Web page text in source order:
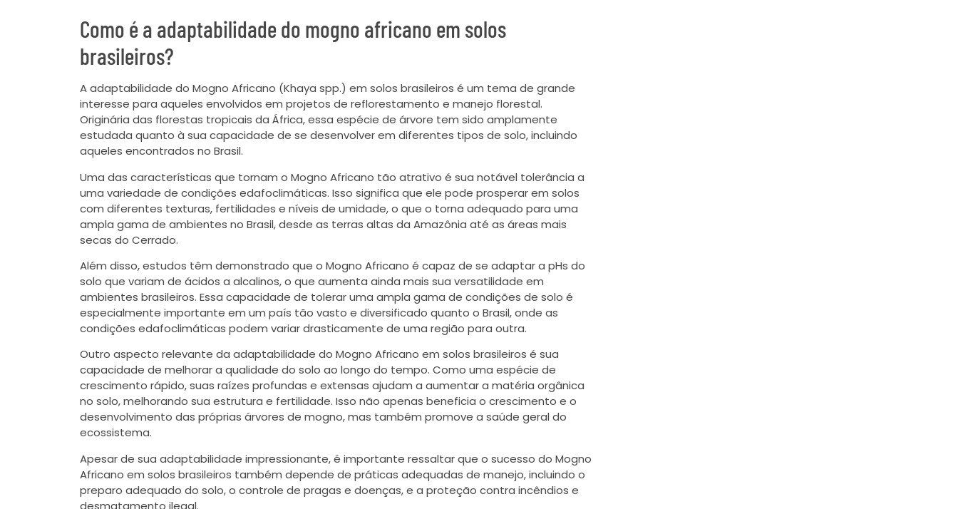
Como é a adaptabilidade do mogno africano em solos
brasileiros?
A adaptabilidade do Mogno Africano (Khaya spp.) em solos brasileiros é um tema de grande
interesse para aqueles envolvidos em projetos de reflorestamento e manejo florestal.
Originária das florestas tropicais da África, essa espécie de árvore tem sido amplamente
estudada quanto à sua capacidade de se desenvolver em diferentes tipos de solo, incluindo
aqueles encontrados no Brasil.
Uma das características que tornam o Mogno Africano tão atrativo é sua notável tolerância a
uma variedade de condições edafoclimáticas. Isso significa que ele pode prosperar em solos
com diferentes texturas, fertilidades e níveis de umidade, o que o torna adequado para uma
ampla gama de ambientes no Brasil, desde as terras altas da Amazônia até as áreas mais
secas do Cerrado.
Além disso, estudos têm demonstrado que o Mogno Africano é capaz de se adaptar a pHs do
solo que variam de ácidos a alcalinos, o que aumenta ainda mais sua versatilidade em
ambientes brasileiros. Essa capacidade de tolerar uma ampla gama de condições de solo é
especialmente importante em um país tão vasto e diversificado quanto o Brasil, onde as
condições edafoclimáticas podem variar drasticamente de uma região para outra.
Outro aspecto relevante da adaptabilidade do Mogno Africano em solos brasileiros é sua
capacidade de melhorar a qualidade do solo ao longo do tempo. Como uma espécie de
crescimento rápido, suas raízes profundas e extensas ajudam a aumentar a matéria orgânica
no solo, melhorando sua estrutura e fertilidade. Isso não apenas beneficia o crescimento e o
desenvolvimento das próprias árvores de mogno, mas também promove a saúde geral do
ecossistema.
Apesar de sua adaptabilidade impressionante, é importante ressaltar que o sucesso do Mogno
Africano em solos brasileiros também depende de práticas adequadas de manejo, incluindo o
preparo adequado do solo, o controle de pragas e doenças, e a proteção contra incêndios e
desmatamento ilegal.